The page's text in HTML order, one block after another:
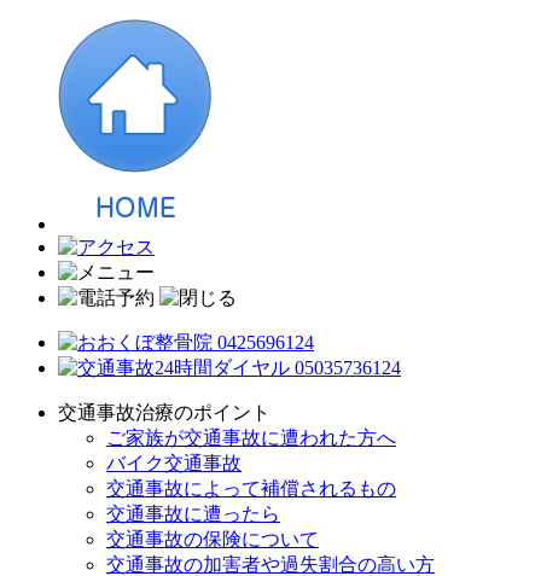
交通事故治療のポイント
ご家族が交通事故に遭われた方へ
バイク交通事故
交通事故によって補償されるもの
交通事故に遭ったら
交通事故の保険について
交通事故の加害者や過失割合の高い方